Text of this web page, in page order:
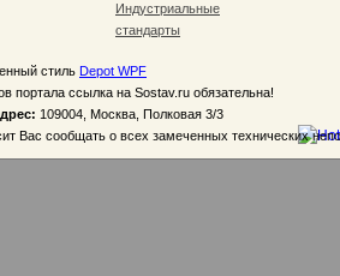
Индустриальные
стандарты
стиль Depot WPF
портала ссылка на Sostav.ru обязательна!
109004, Москва, Полковая 3/3
Вас сообщать о всех замеченных технических